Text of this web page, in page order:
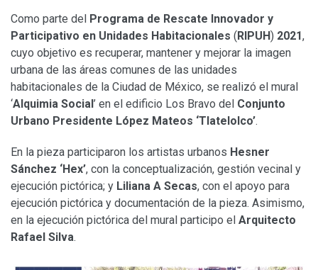
Como parte del Programa de Rescate Innovador y
Participativo en Unidades Habitacionales (RIPUH) 2021,
cuyo objetivo es recuperar, mantener y mejorar la imagen
urbana de las áreas comunes de las unidades
habitacionales de la Ciudad de México, se realizó el mural
‘Alquimia Social’ en el edificio Los Bravo del Conjunto
Urbano Presidente López Mateos ‘Tlatelolco’.
En la pieza participaron los artistas urbanos Hesner
Sánchez ‘Hex’, con la conceptualización, gestión vecinal y
ejecución pictórica; y Liliana A Secas, con el apoyo para
ejecución pictórica y documentación de la pieza. Asimismo,
en la ejecución pictórica del mural participo el Arquitecto
Rafael Silva.